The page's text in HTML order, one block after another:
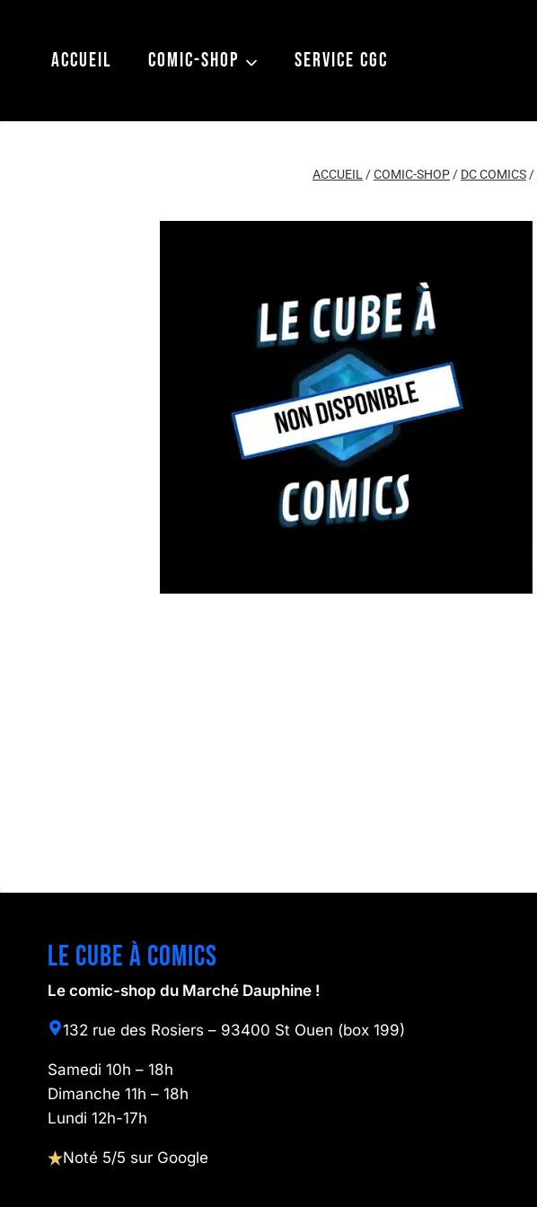
contenuACCUEIL COMIC-SHOP SERVICE CGC
ACCUEIL/COMIC-SHOP/ DC COMICS/
Le cube à comics
Le comic-shop du Marché Dauphine !
132 rue des Rosiers – 93400 St Ouen (box 199)
Samedi 10h – 18h
Dimanche 11h – 18h
Lundi 12h-17h
Noté 5/5 sur Google